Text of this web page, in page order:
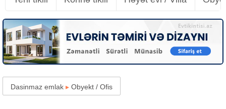
Dasinmaz emlak ▸ Obyekt / Ofis